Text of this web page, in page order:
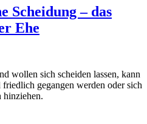
Scheidung – das
Ehe
wollen sich scheiden lassen, kann
gegangen werden oder sich
hinziehen.